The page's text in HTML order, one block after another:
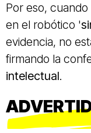
Por eso, cuando
en el robótico '
evidencia, no
firmando la
intelectual.